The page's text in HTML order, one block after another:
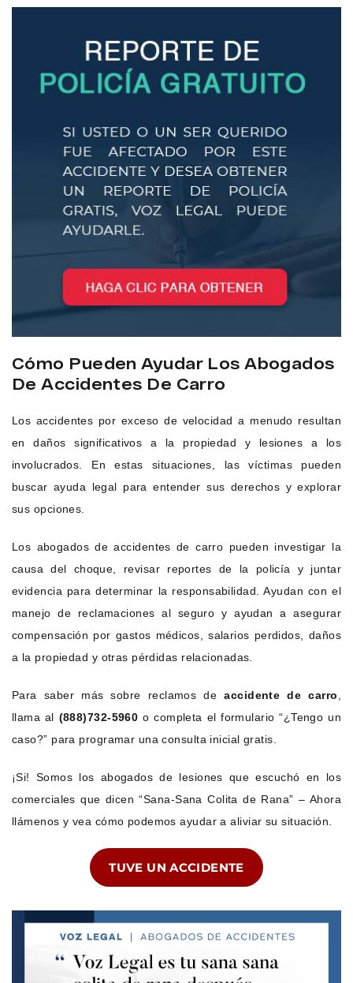
Cómo Pueden Ayudar Los Abogados
De Accidentes De Carro
Los accidentes por exceso de velocidad a menudo resultan
en daños significativos a la propiedad y lesiones a los
involucrados. En estas situaciones, las víctimas pueden
buscar ayuda legal para entender sus derechos y explorar
sus opciones.
Los abogados de accidentes de carro pueden investigar la
causa del choque, revisar reportes de la policía y juntar
evidencia para determinar la responsabilidad. Ayudan con el
manejo de reclamaciones al seguro y ayudan a asegurar
compensación por gastos médicos, salarios perdidos, daños
a la propiedad y otras pérdidas relacionadas.
Para saber más sobre reclamos deaccidente de carro
llama al (888)732-5960 o completa el formulario “¿Tengo un
caso?” para programar una consulta inicial gratis.
¡Si! Somos los abogados de lesiones que escuchó en los
comerciales que dicen “Sana-Sana Colita de Rana” – Ahora
llámenos y vea cómo podemos ayudar a aliviar su situación.
TUVE UN ACCIDENTE